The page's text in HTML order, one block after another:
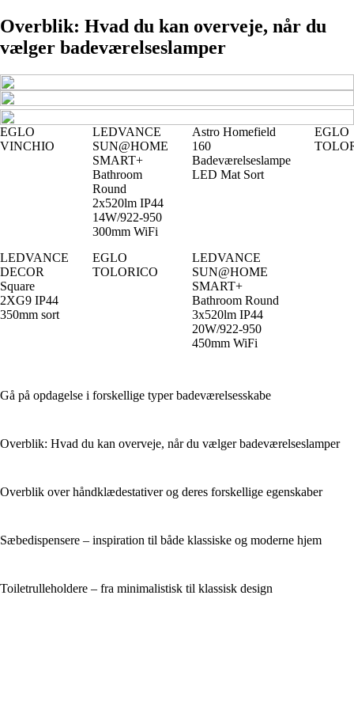
Overblik: Hvad du kan overveje, når du
vælger badeværelseslamper
EGLO
VINCHIO
LEDVANCE
SUN@HOME
SMART+
Bathroom
Round
2x520lm IP44
14W/922-950
300mm WiFi
Astro Homefield
160
Badeværelseslampe
LED Mat Sort
EGLO
LEDVANCE
DECOR
Square
2XG9 IP44
350mm sort
EGLO
TOLORICO
LEDVANCE
SUN@HOME
SMART+
Bathroom Round
3x520lm IP44
20W/922-950
450mm WiFi
Gå på opdagelse i forskellige typer badeværelsesskabe
Overblik: Hvad du kan overveje, når du vælger badeværelseslamper
Overblik over håndklædestativer og deres forskellige egenskaber
Sæbedispensere – inspiration til både klassiske og moderne hjem
Toiletrulleholdere – fra minimalistisk til klassisk design